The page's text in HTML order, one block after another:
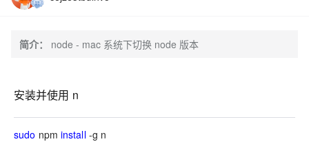
简介： node - mac 系统下切换 node 版本
安装并使用 n
sudo npm install-g n